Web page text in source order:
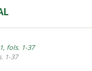
fols. 1-37
1-37